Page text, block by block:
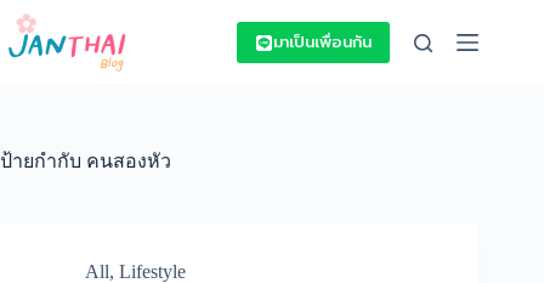
Skip
content
มาเป็นเพื่อนกัน
ป้ายกำกับ คนสองหัว
All, Lifestyle